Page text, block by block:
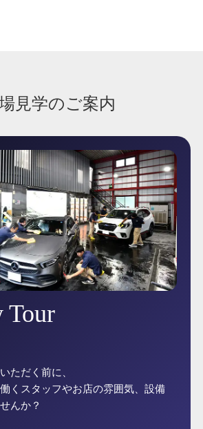
見学のご案内
Tour
ただく前に、
くスタッフやお店の雰囲気、設備
んか？